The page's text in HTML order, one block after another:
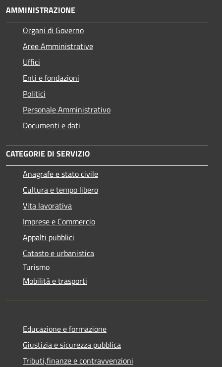
AMMINISTRAZIONE
Organi di Governo
Aree Amministrative
Uffici
Enti e fondazioni
Politici
Personale Amministrativo
Documenti e dati
CATEGORIE DI SERVIZIO
Anagrafe e stato civile
Cultura e tempo libero
Vita lavorativa
Imprese e Commercio
Appalti pubblici
Catasto e urbanistica
Turismo
Mobilità e trasporti
Educazione e formazione
Giustizia e sicurezza pubblica
Tributi,finanze e contravvenzioni